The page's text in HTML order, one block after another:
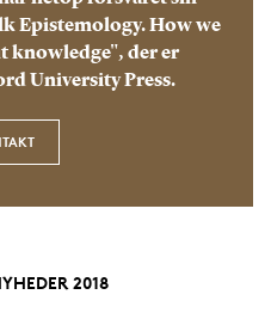
Epistemology. How we
knowledge", der er
University Press.
2018